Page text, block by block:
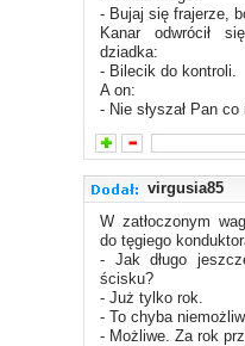
- Bujaj się frajerze,
Kanar odwrócił
dziadka:
- Bilecik do kontroli.
A on:
- Nie słyszał Pan
virgusia85
W zatłoczonym
do tęgiego
- Jak długo
ścisku?
- Już tylko rok.
- To chyba
- Możliwe. Za rok